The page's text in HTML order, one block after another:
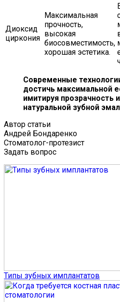
Диоксид
циркония
Максимальная
прочность,
высокая
биосовместимость,
хорошая эстетика.
Современные
достичь максимальной
имитируя прозрачность
натуральной зубной
Автор статьи
Андрей Бондаренко
Стоматолог-протезист
Задать вопрос
Типы зубных имплантатов